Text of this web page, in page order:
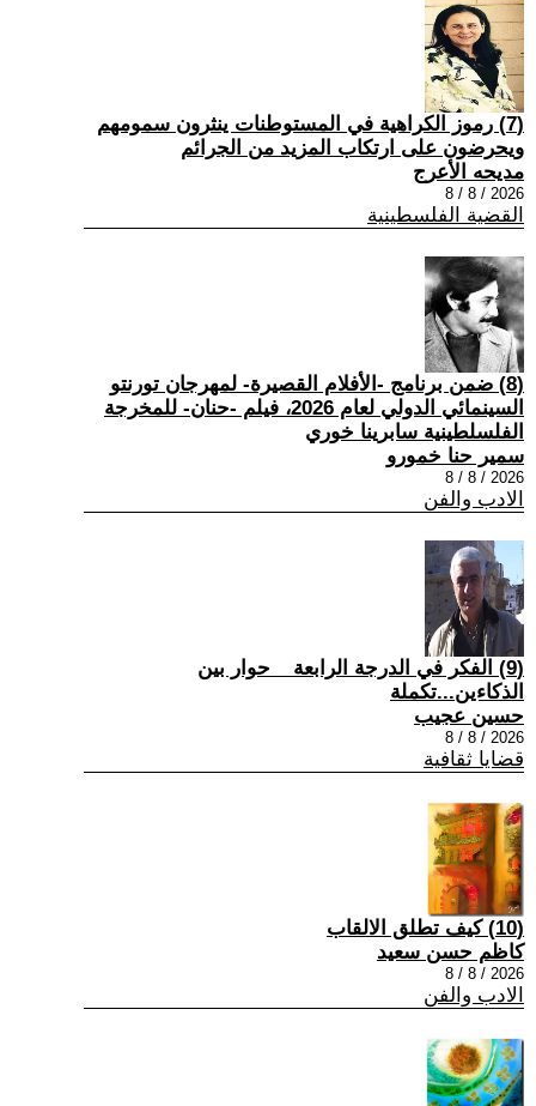
(7) رموز الكراهية في المستوطنات ينثرون سمومهم
ويحرضون على ارتكاب المزيد من الجرائم
مديحه الأعرج
2026 / 8 / 8
القضية الفلسطينية
(8) ضمن برنامج -الأفلام القصيرة- لمهرجان تورنتو
السينمائي الدولي لعام 2026، فيلم -حنان- للمخرجة
الفلسلطينية سابرينا خوري
سمير حنا خمورو
2026 / 8 / 8
الادب والفن
(9) الفكر في الدرجة الرابعة _ حوار بين
الذكاءين...تكملة
حسين عجيب
2026 / 8 / 8
قضايا ثقافية
(10) كيف تطلق الالقاب
كاظم حسن سعيد
2026 / 8 / 8
الادب والفن